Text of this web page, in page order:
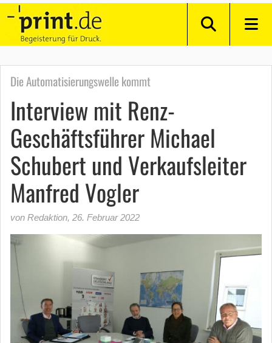
Die Automatisierungswelle kommt
Interview mit Renz-
Geschäftsführer Michael
Schubert und Verkaufsleiter
Manfred Vogler
von Redaktion, 26. Februar 2022